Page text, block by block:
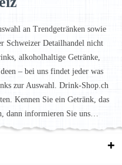
an Trendgetränken sowie
Schweizer Detailhandel nicht
alkoholhaltige Getränke,
– bei uns findet jeder was
zur Auswahl. Drink-Shop.ch
Kennen Sie ein Getränk, das
dann informieren Sie uns…